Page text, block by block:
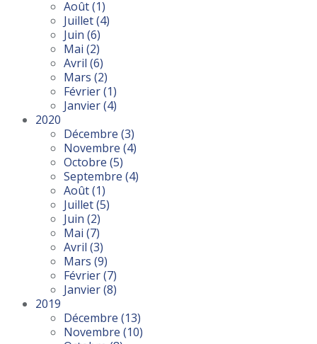
Août(1)
Juillet(4)
Juin (6)
Mai (2)
Avril (6)
Mars (2)
Février(1)
Janvier(4)
2020
Décembre (3)
Novembre (4)
Octobre (5)
Septembre (4)
Août(1)
Juillet(5)
Juin (2)
Mai (7)
Avril (3)
Mars (9)
Février(7)
Janvier(8)
2019
Décembre (13)
Novembre (10)